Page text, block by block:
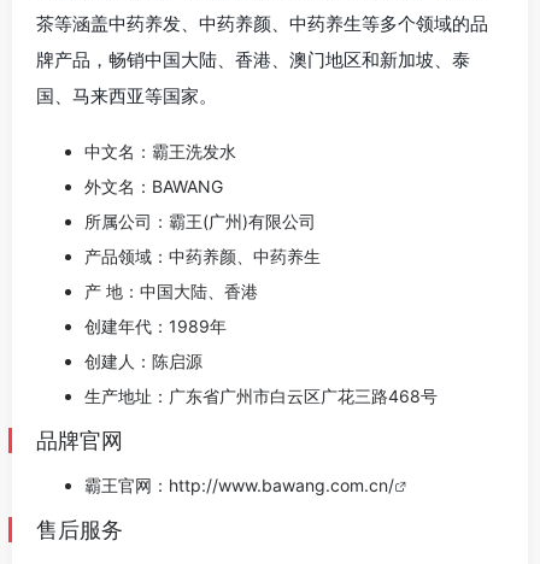
茶等涵盖中药养发、中药养颜、中药养生等多个领域的品
牌产品，畅销中国大陆、香港、澳门地区和新加坡、泰
国、马来西亚等国家。
中文名：霸王洗发水
外文名：BAWANG
所属公司：霸王(广州)有限公司
产品领域：中药养颜、中药养生
产 地：中国大陆、香港
创建年代：1989年
创建人：陈启源
生产地址：广东省广州市白云区广花三路468号
品牌官网
霸王官网： http://www.bawang.com.cn/
售后服务